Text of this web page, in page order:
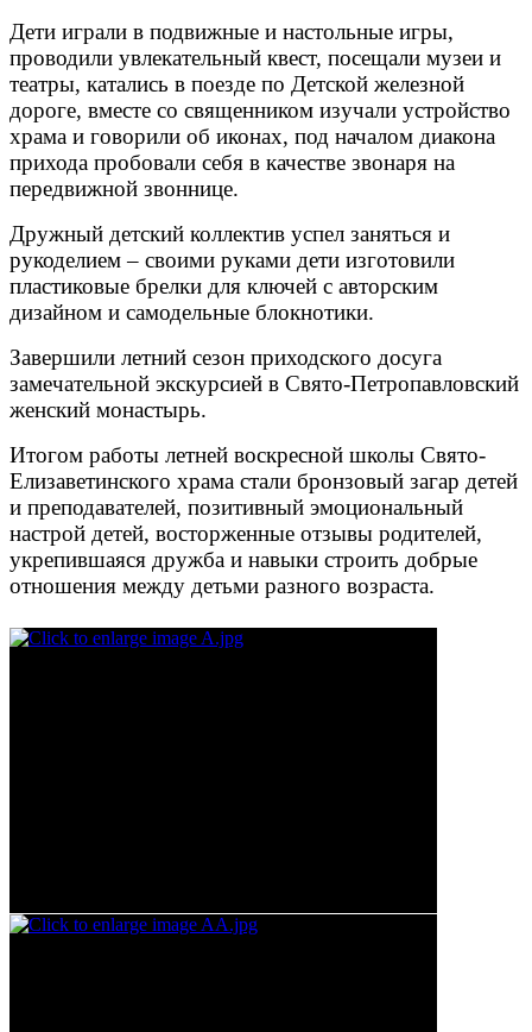
Дети играли в подвижные и настольные игры,
проводили увлекательный квест, посещали музеи и
театры, катались в поезде по Детской железной
дороге, вместе со священником изучали устройство
храма и говорили об иконах, под началом диакона
прихода пробовали себя в качестве звонаря на
передвижной звоннице.
Дружный детский коллектив успел заняться и
рукоделием – своими руками дети изготовили
пластиковые брелки для ключей с авторским
дизайном и самодельные блокнотики.
Завершили летний сезон приходского досуга
замечательной экскурсией в Свято-Петропавловский
женский монастырь.
Итогом работы летней воскресной школы Свято-
Елизаветинского храма стали бронзовый загар детей
и преподавателей, позитивный эмоциональный
настрой детей, восторженные отзывы родителей,
укрепившаяся дружба и навыки строить добрые
отношения между детьми разного возраста.